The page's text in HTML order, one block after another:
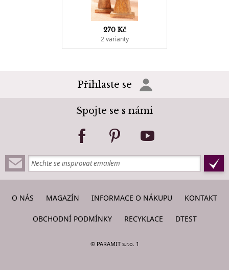
270 Kč
2 varianty
Přihlaste se
Spojte se s námi
O NÁS MAGAZÍN INFORMACE O NÁKUPU KONTAKT
OBCHODNÍ PODMÍNKY RECYKLACE DTEST
© PARAMIT s.r.o. 1